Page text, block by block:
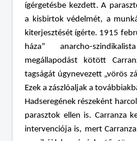
ígérgetésbe kezdett. A
a kisbirtok védelmét, a
kiterjesztését ígérte. 1915
háza” anarcho-
megállapodást kötött
tagságát úgynevezett „vörös
Ezek a zászlóaljak a
Hadseregének részeként
parasztok ellen is. Carranza
intervenciója is, mert